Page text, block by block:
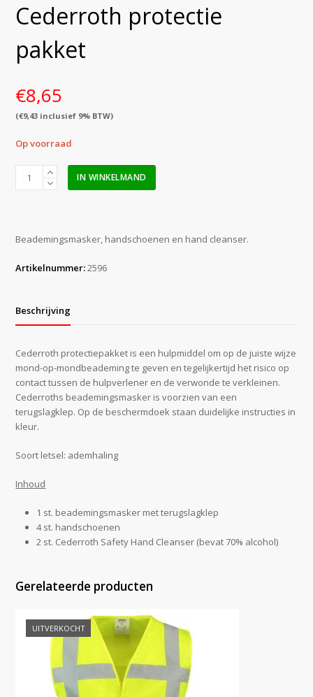
Cederroth protectie
pakket
€8,65
(€9,43 inclusief 9% BTW)
Op voorraad
Cederroth
protectie
IN WINKELMAND
Beademingsmasker, handschoenen en hand cleanser.
Artikelnummer:2596
Beschrijving
Cederroth protectiepakket is een hulpmiddel om op de juiste wijze
mond-op-mondbeademing te geven en tegelijkertijd het risico op
contact tussen de hulpverlener en de verwonde te verkleinen.
Cederroths beademingsmasker is voorzien van een
terugslagklep. Op de beschermdoek staan duidelijke instructies in
kleur.
Soort letsel: ademhaling
Inhoud
1 st. beademingsmasker met terugslagklep
4 st. handschoenen
2 st. Cederroth Safety Hand Cleanser (bevat 70% alcohol)
Gerelateerde producten
UITVERKOCHT